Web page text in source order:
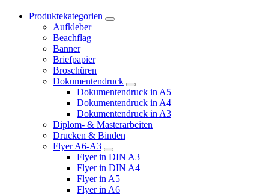
Produktekategorien
Aufkleber
Beachflag
Banner
Briefpapier
Broschüren
Dokumentendruck
Dokumentendruck in A5
Dokumentendruck in A4
Dokumentendruck in A3
Diplom- & Masterarbeiten
Drucken & Binden
Flyer A6-A3
Flyer in DIN A3
Flyer in DIN A4
Flyer in A5
Flyer in A6